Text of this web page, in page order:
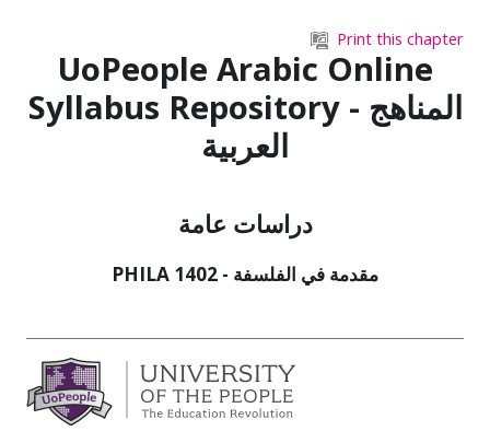
Print this chapter
UoPeople Arabic Online
Syllabus Repository - المناهج
العربية
دراسات عامة
PHILA 1402 - مقدمة في الفلسفة